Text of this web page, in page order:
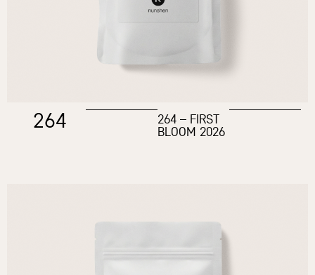
264 264 – FIRST
BLOOM 2026